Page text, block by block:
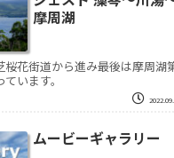
摩周湖
桜花街道から進み最後は摩周湖
います。
ムービーギャラリー